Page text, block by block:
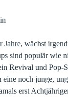
Jahre, wächst
sind populär wie
Revival und Pop-
eine noch junge,
erst